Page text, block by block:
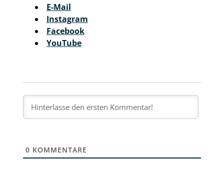
E-Mail
Instagram
Facebook
YouTube
0 KOMMENTARE